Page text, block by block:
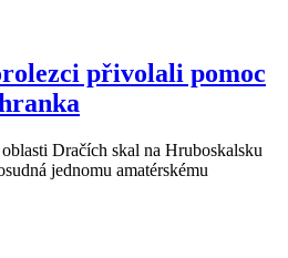
přivolali pomoc
Dračích skal na Hruboskalsku
jednomu amatérskému